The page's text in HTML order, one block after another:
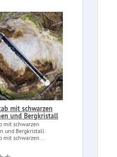
mit schwarzen
und Bergkristall
mit schwarzen
und Bergkristall
mit schwarzen...